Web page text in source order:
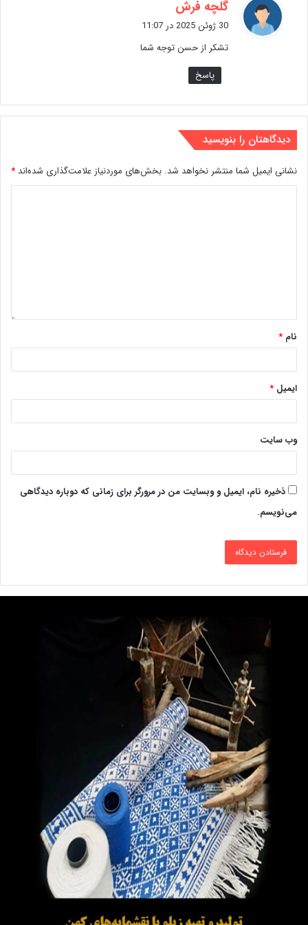
گلچه فرش
ت
:
30 ژوئن 2025 در 11:07
تشکر از حسن توجه شما
پاسخ
دیدگاهتان را بنویسید
نشانی ایمیل شما منتشر نخواهد شد. بخش‌های موردنیاز علامت‌گذاری شده‌اند *
نام *
ایمیل *
وب‌ سایت
ذخیره نام، ایمیل و وبسایت من در مرورگر برای زمانی که دوباره دیدگاهی
می‌نویسم.